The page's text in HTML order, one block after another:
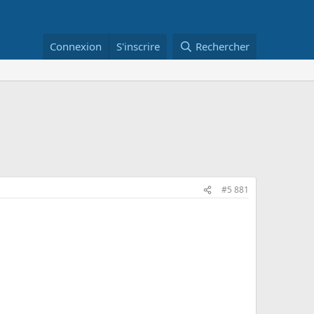
Connexion S'inscrire Rechercher
#5 881